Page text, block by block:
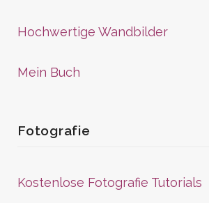
Hochwertige Wandbilder
Mein Buch
Fotografie
Kostenlose Fotografie Tutorials